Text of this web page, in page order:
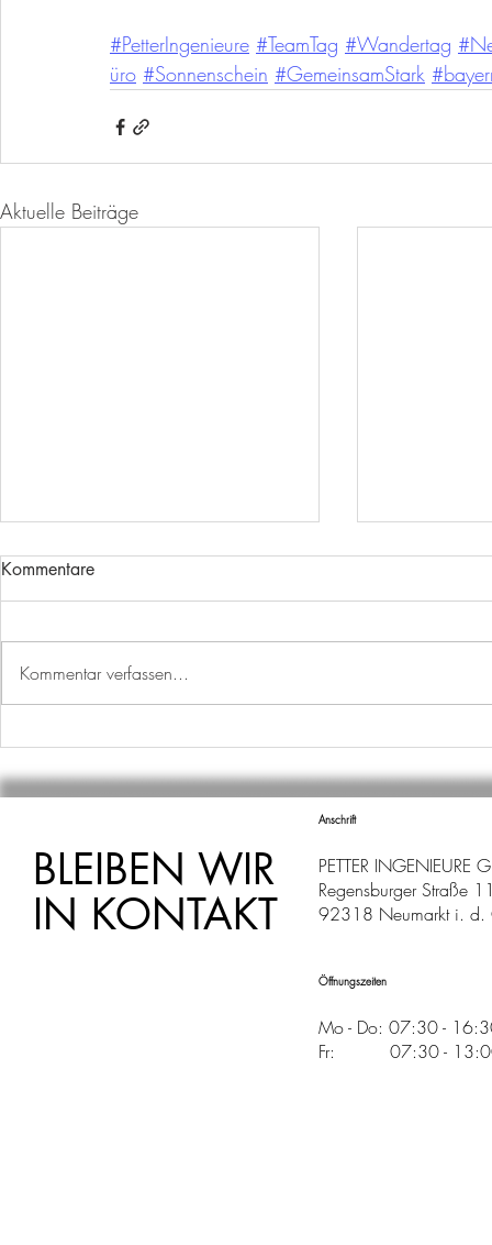
#PetterIngenieure #TeamTag #Wandertag
üro #Sonnenschein #GemeinsamStark
Aktuelle Beiträge
Kommentare
Kommentar verfassen...
BLEIBEN WIR
IN KONTAKT
Anschrift
PETTER INGENIEURE
Regensburger Straße
92318 Neumarkt i. d.
Öffnungszeiten
Mo - Do: 07:30 -
Fr: 07:30 -